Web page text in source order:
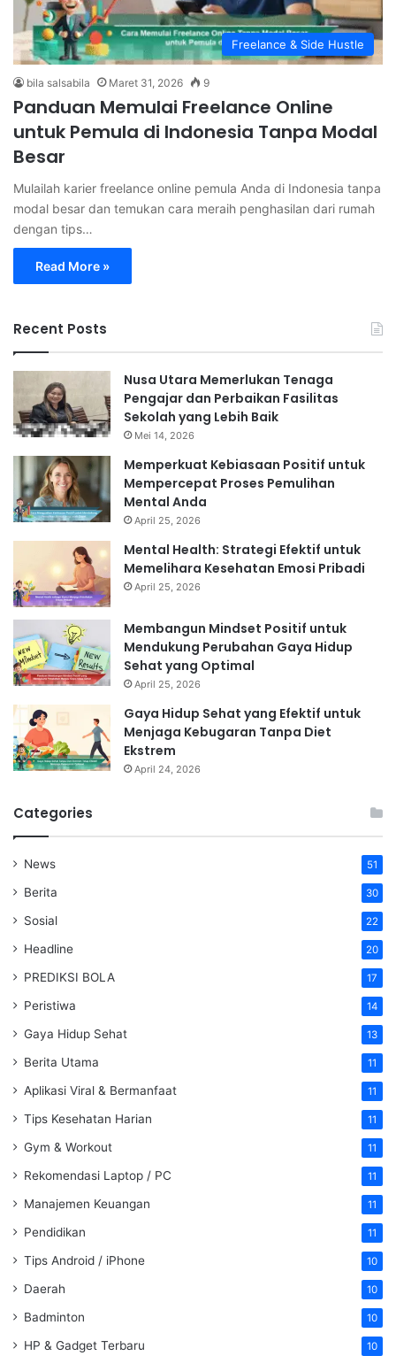
Freelance & Side Hustle
bila salsabila Maret 31, 2026 9
Panduan Memulai Freelance Online
untuk Pemula di Indonesia Tanpa Modal
Besar
Mulailah karier freelance online pemula Anda di Indonesia tanpa
modal besar dan temukan cara meraih penghasilan dari rumah
dengan tips…
Read More »
Recent Posts
Nusa Utara Memerlukan Tenaga
Pengajar dan Perbaikan Fasilitas
Sekolah yang Lebih Baik
Mei 14, 2026
Memperkuat Kebiasaan Positif untuk
Mempercepat Proses Pemulihan
Mental Anda
April 25, 2026
Mental Health: Strategi Efektif untuk
Memelihara Kesehatan Emosi Pribadi
April 25, 2026
Membangun Mindset Positif untuk
Mendukung Perubahan Gaya Hidup
Sehat yang Optimal
April 25, 2026
Gaya Hidup Sehat yang Efektif untuk
Menjaga Kebugaran Tanpa Diet
Ekstrem
April 24, 2026
Categories
News 51
Berita 30
Sosial 22
Headline 20
PREDIKSI BOLA 17
Peristiwa 14
Gaya Hidup Sehat 13
Berita Utama 11
Aplikasi Viral & Bermanfaat 11
Tips Kesehatan Harian 11
Gym & Workout 11
Rekomendasi Laptop / PC 11
Manajemen Keuangan 11
Pendidikan 11
Tips Android / iPhone 10
Daerah 10
Badminton 10
HP & Gadget Terbaru 10